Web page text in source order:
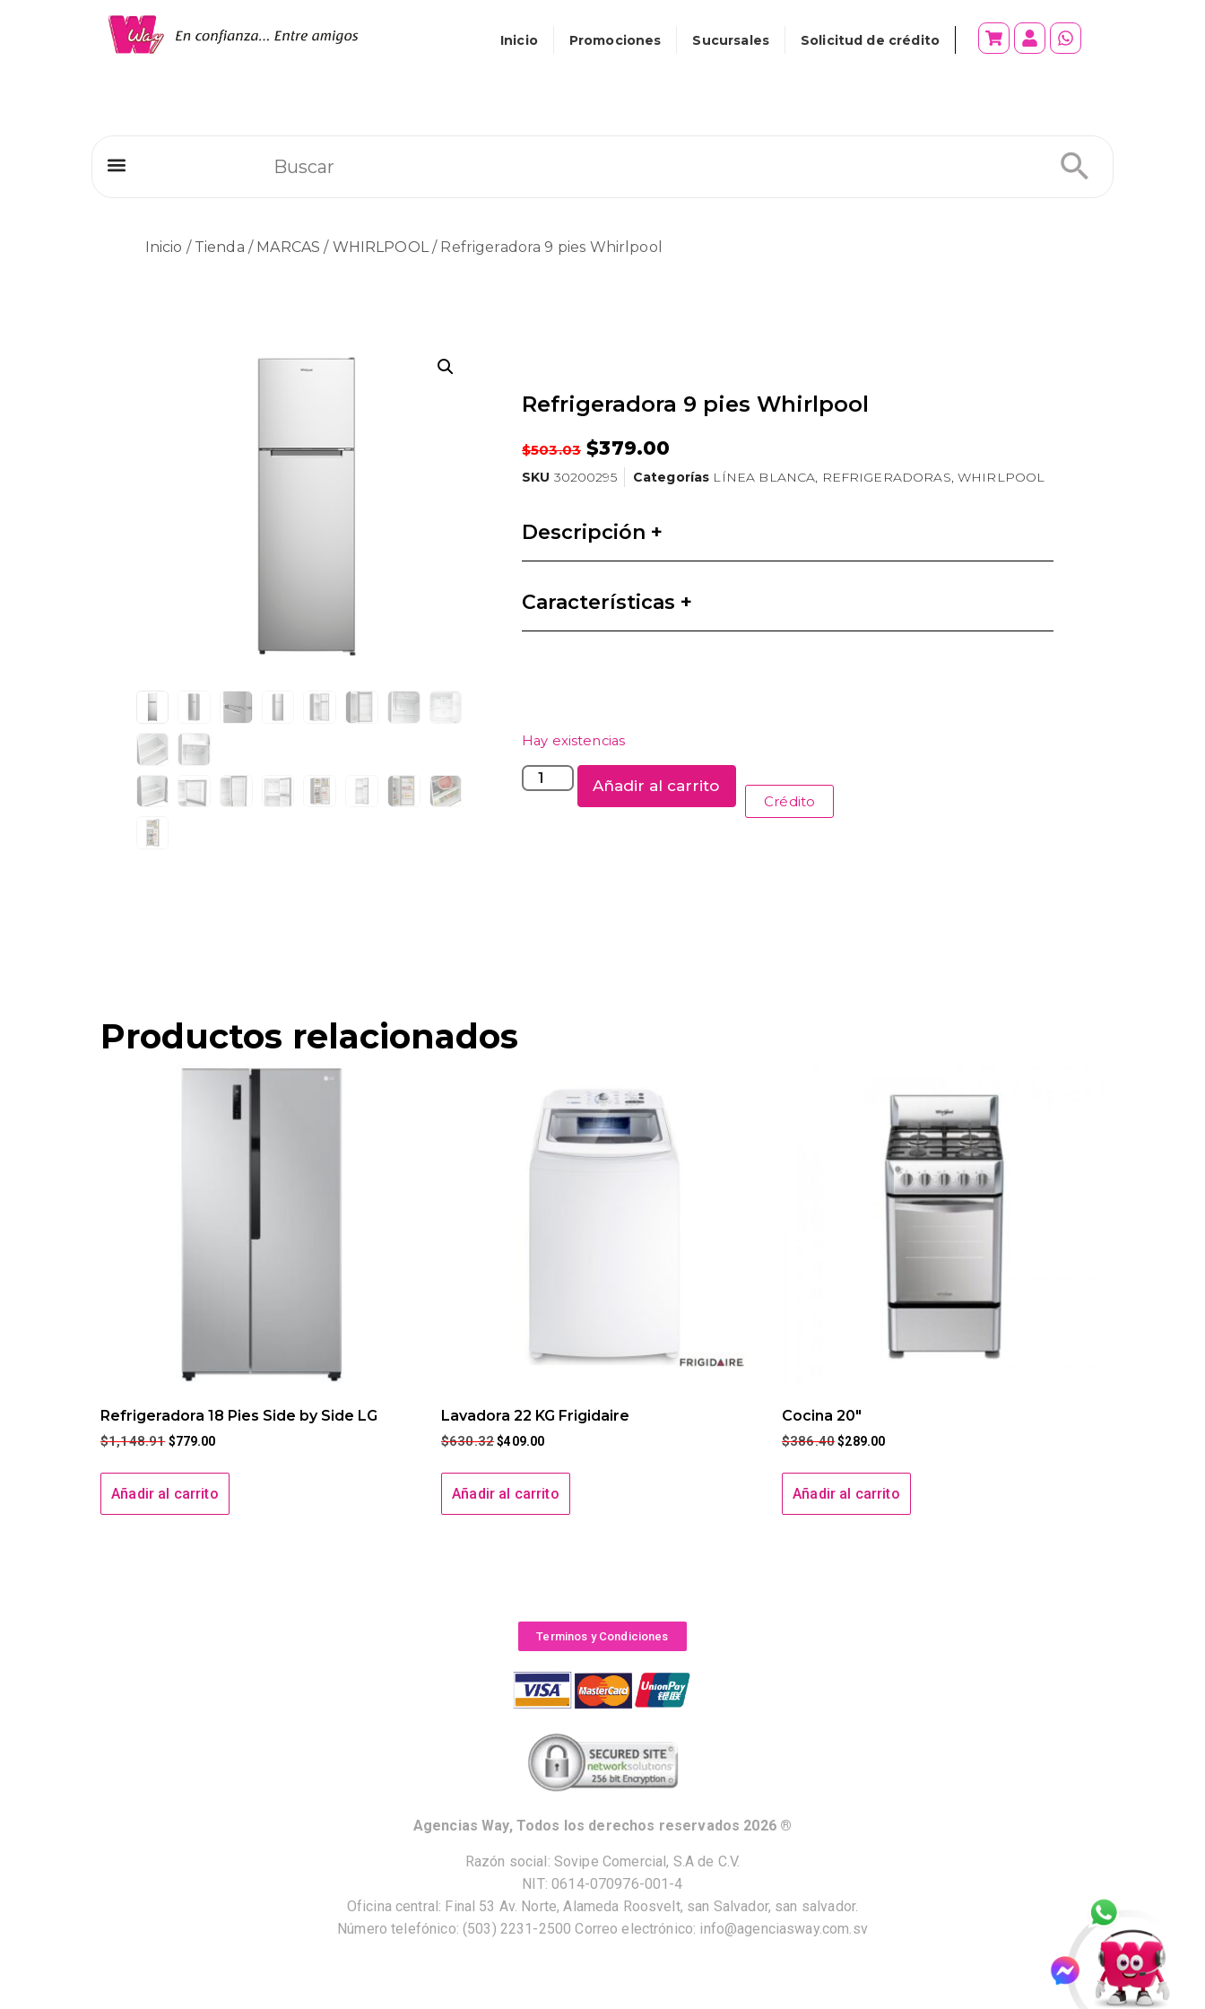
Inicio Promociones Sucursales Solicitud de crédito
Inicio / Tienda / MARCAS / WHIRLPOOL / Refrigeradora 9 pies Whirlpool
Refrigeradora 9 pies Whirlpool
$503.03 $379.00
SKU 30200295 Categorías LÍNEA BLANCA, REFRIGERADORAS, WHIRLPOOL
Descripción +
Características +
Hay existencias
Añadir al carrito
Crédito
Productos relacionados
Refrigeradora 18 Pies Side by Side LG
$1,148.91 $779.00
Añadir al carrito
Lavadora 22 KG Frigidaire
$630.32 $409.00
Añadir al carrito
Cocina 20″
$386.40 $289.00
Añadir al carrito
Terminos y Condiciones
Agencias Way, Todos los derechos reservados 2026 ®
Razón social: Sovipe Comercial, S.A de C.V.
NIT: 0614-070976-001-4
Oficina central: Final 53 Av. Norte, Alameda Roosvelt, san Salvador, san salvador.
Número telefónico: (503) 2231-2500 Correo electrónico: info@agenciasway.com.sv